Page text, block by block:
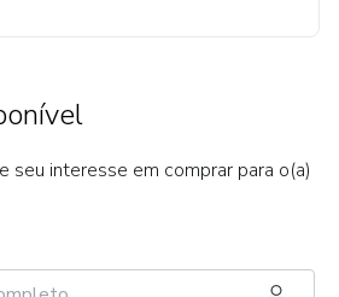
seu interesse em comprar para o(a)